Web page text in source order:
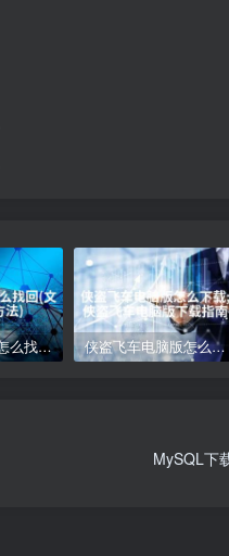
被替换的文件怎么找回(文件找回新方法) 侠盗飞车电脑版怎么下载;侠盗飞车电脑版下载指南
MySQL下